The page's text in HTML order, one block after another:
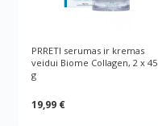
PRRETI serumas ir kremas
veidui Biome Collagen, 2 x 45
g
19,99 €